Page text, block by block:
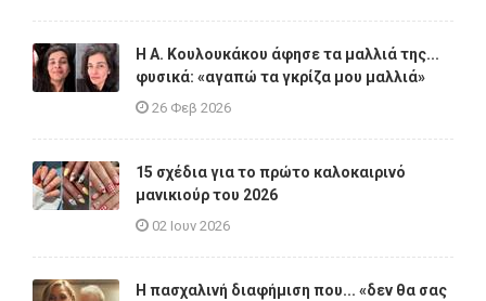
Η A. Κουλουκάκου άφησε τα μαλλιά της...
φυσικά: «αγαπώ τα γκρίζα μου μαλλιά»
26 Φεβ 2026
15 σχέδια για το πρώτο καλοκαιρινό
μανικιούρ του 2026
02 Ιουν 2026
Η πασχαλινή διαφήμιση που... «δεν θα σας